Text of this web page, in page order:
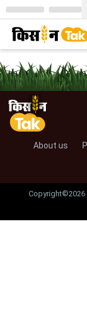
About us
Copyright©2026